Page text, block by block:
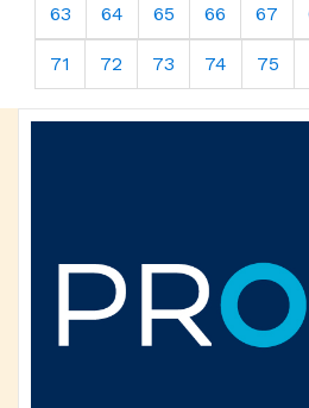
63 64 65 66 67
71 72 73 74 75